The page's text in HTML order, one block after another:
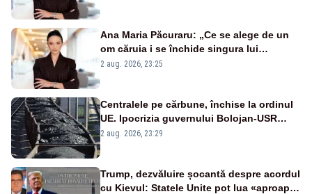
Ana Maria Păcuraru: „Ce se alege de un
om căruia i se închide singura lui
portiță?”
2 aug. 2026, 23:25
Centralele pe cărbune, închise la ordinul
UE. Ipocrizia guvernului Bolojan-USR
după starea de alertă
2 aug. 2026, 23:29
Trump, dezvăluire șocantă despre acordul
cu Kievul: Statele Unite pot lua «aproape